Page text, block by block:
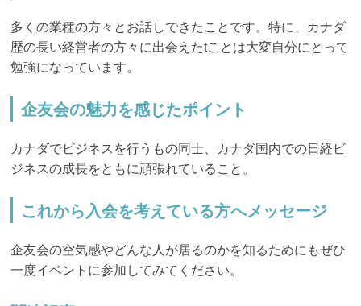
多くの業種の方々とお話しできたことです。特に、カナダ
歴の長い経営者の方々に出会えたtことは大変自分にとって
勉強になっています。
企友会の魅力を感じたポイント
カナダでビジネスを行うもの同士、カナダ国内での日経ビ
ジネスの成長をともに頑張れていること。
これから入会を考えている方へメッセージ
企友会の空気感やどんな人が居るのかを知るためにもぜひ
一度イベントに参加してみてください。